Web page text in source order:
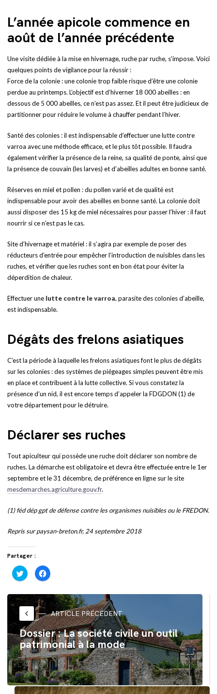
L’année apicole commence en
août de l’année précédente
Une visite dédiée à la mise en hivernage, ruche par ruche, s’impose. Voici
quelques points de vigilance pour la réussir :
Force de la colonie : une colonie trop faible risque d’être une colonie
perdue au printemps. L’objectif est d’hiverner 18 000 abeilles : en
dessous de 5 000 abeilles, ce n’est pas assez. Et il peut être judicieux de
partitionner pour réduire le volume à chauffer pendant l’hiver.
Santé des colonies : il est indispensable d’effectuer une lutte contre
varroa avec une méthode efficace, et le plus tôt possible. Il faudra
également vérifier la présence de la reine, sa qualité de ponte, ainsi que
la présence de couvain (les larves) et d’abeilles adultes en bonne santé.
Réserves en miel et pollen : du pollen varié et de qualité est
indispensable pour avoir des abeilles en bonne santé. La colonie doit
aussi disposer des 15 kg de miel nécessaires pour passer l’hiver : il faut
nourrir si ce n’est pas le cas.
Site d’hivernage et matériel : il s’agira par exemple de poser des
réducteurs d’entrée pour empêcher l’introduction de nuisibles dans les
ruches, et vérifier que les ruches sont en bon état pour éviter la
déperdition de chaleur.
Effectuer une lutte contre le varroa, parasite des colonies d’abeille,
est indispensable.
Dégâts des frelons asiatiques
C’est la période à laquelle les frelons asiatiques font le plus de dégâts
sur les colonies : des systèmes de piégeages simples peuvent être mis
en place et contribuent à la lutte collective. Si vous constatez la
présence d’un nid, il est encore temps d’appeler la FDGDON (1) de
votre département pour le détruire.
Déclarer ses ruches
Tout apiculteur qui possède une ruche doit déclarer son nombre de
ruches. La démarche est obligatoire et devra être effectuée entre le 1er
septembre et le 31 décembre, de préférence en ligne sur le site
mesdemarches.agriculture.gouv.fr.
(1) féd dép gpt de défense contre les organismes nuisibles ou le FREDON.
Repris sur paysan-breton.fr, 24 septembre 2018
Partager :
Cliquez
pour
partager
Twitter(ouvre
dans
une
nouvelle
fenêtre)
Cliquez
pour
partager
Facebook(ouvre
dans
une
nouvelle
fenêtre)
keyboard_arrow_left ARTICLE PRÉCÉDENT
Dossier : La société civile un outil
patrimonial à la mode